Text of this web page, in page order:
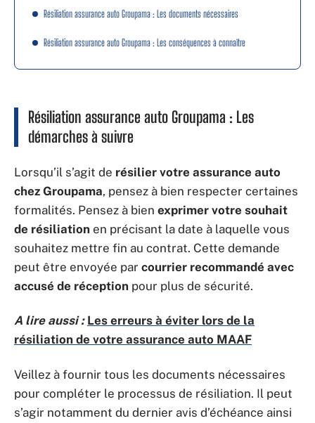
Résiliation assurance auto Groupama : Les documents nécessaires
Résiliation assurance auto Groupama : Les conséquences à connaître
Résiliation assurance auto Groupama : Les
démarches à suivre
Lorsqu’il s’agit de résilier votre assurance auto
chez Groupama, pensez à bien respecter certaines
formalités. Pensez à bien exprimer votre souhait
de résiliation en précisant la date à laquelle vous
souhaitez mettre fin au contrat. Cette demande
peut être envoyée par courrier recommandé avec
accusé de réception pour plus de sécurité.
A lire aussi : Les erreurs à éviter lors de la
résiliation de votre assurance auto MAAF
Veillez à fournir tous les documents nécessaires
pour compléter le processus de résiliation. Il peut
s’agir notamment du dernier avis d’échéance ainsi